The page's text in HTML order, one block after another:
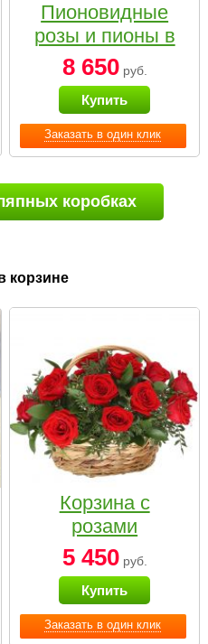
Заказать в один клик
Пионовидные
розы и пионы в
белой коробке
Small
8 650руб.
Купить
коробках
корзине
Заказать в один клик
Корзина с
розами
«Красный
Париж»
5 450руб.
Купить